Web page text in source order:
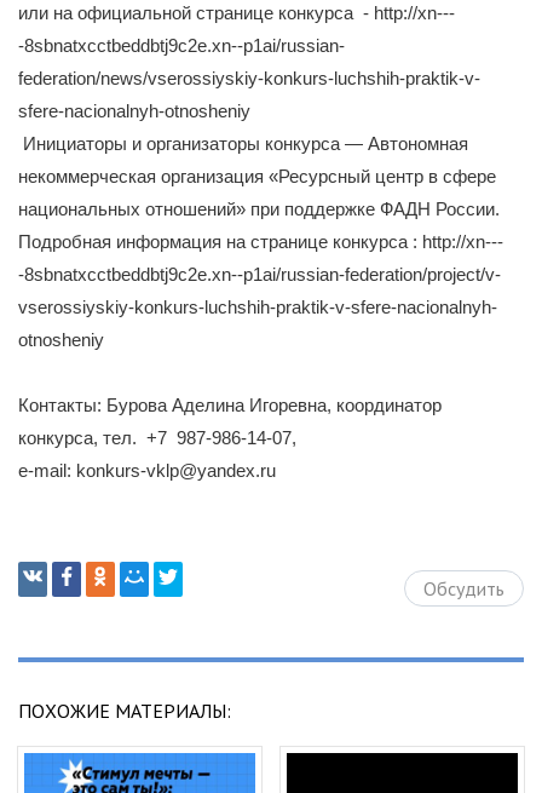
или на официальной странице конкурса - http://xn---
-8sbnatxcctbeddbtj9c2e.xn--p1ai/russian-
federation/news/vserossiyskiy-konkurs-luchshih-praktik-v-
sfere-nacionalnyh-otnosheniy
Инициаторы и организаторы конкурса ― Автономная
некоммерческая организация «Ресурсный центр в сфере
национальных отношений» при поддержке ФАДН России.
Подробная информация на странице конкурса : http://xn---
-8sbnatxcctbeddbtj9c2e.xn--p1ai/russian-federation/project/v-
vserossiyskiy-konkurs-luchshih-praktik-v-sfere-nacionalnyh-
otnosheniy
Контакты: Бурова Аделина Игоревна, координатор
конкурса, тел. +7 987-986-14-07,
e-mail: konkurs-vklp@yandex.ru
Обсудить
ПОХОЖИЕ МАТЕРИАЛЫ: